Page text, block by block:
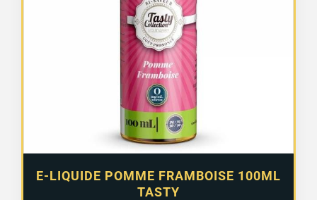
E-LIQUIDE POMME FRAMBOISE 100ML
TASTY